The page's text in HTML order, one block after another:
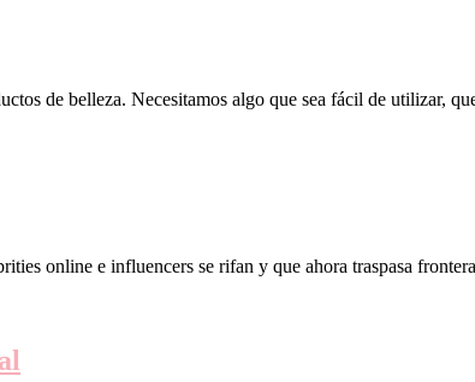
de belleza. Necesitamos algo que sea fácil de utilizar,
online e influencers se rifan y que ahora traspasa